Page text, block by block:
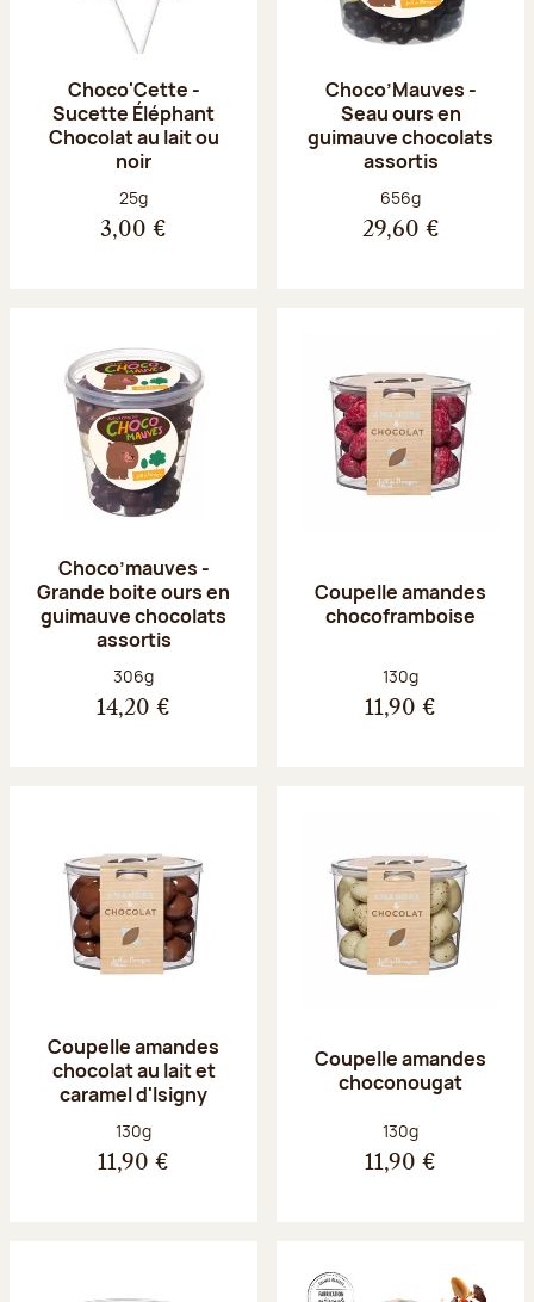
Choco'Cette -
Sucette Éléphant
Chocolat au lait ou
noir
Poids net :
25g
3,00 €
Choco’Mauves -
Seau ours en
guimauve chocolats
assortis
Poids net :
656g
29,60 €
Choco’mauves -
Grande boite ours en
guimauve chocolats
assortis
Poids net :
306g
14,20 €
Coupelle amandes
chocoframboise
Poids net :
130g
11,90 €
Coupelle amandes
chocolat au lait et
caramel d'Isigny
Poids net :
130g
11,90 €
Coupelle amandes
choconougat
Poids net :
130g
11,90 €